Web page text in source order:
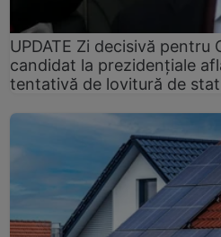
UPDATE Zi decisivă pentru
candidat la prezidențiale
tentativă de lovitură de stat